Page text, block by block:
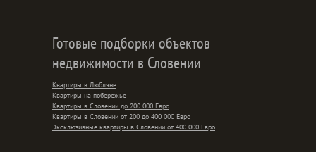
Готовые подборки объектов
недвижимости в Словении
Квартиры в Любляне
Квартиры на побережье
Квартиры в Словении до 200 000 Евро
Квартиры в Словении от 200 до 400 000 Евро
Эксклюзивные квартиры в Словении от 400 000 Евро